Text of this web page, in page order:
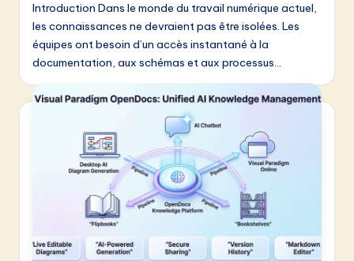
n
n
o
v
Introduction Dans le monde du travail numérique actuel,
les connaissances ne devraient pas être isolées. Les
équipes ont besoin d’un accès instantané à la
documentation, aux schémas et aux processus…